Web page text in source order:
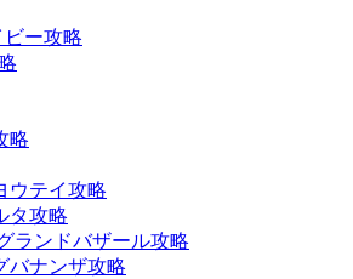
ー攻略
略
ウテイ攻略
タ攻略
ランドバザール攻略
バナンザ攻略